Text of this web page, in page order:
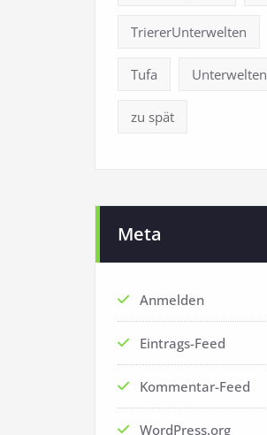
TriererUnterwelten
Tufa Unterwelten
zu spät
Meta
Anmelden
Eintrags-Feed
Kommentar-Feed
WordPress.org